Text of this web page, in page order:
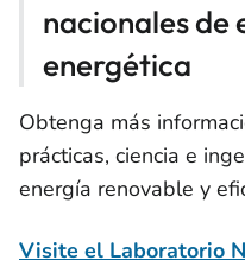
nacionales de
energética
Obtenga más
prácticas, ciencia e
energía renovable y
Visite el Laboratorio